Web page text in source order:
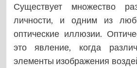
Существует множество
личности, и одним из
оптические иллюзии.
это явление, когда
элементы изображения